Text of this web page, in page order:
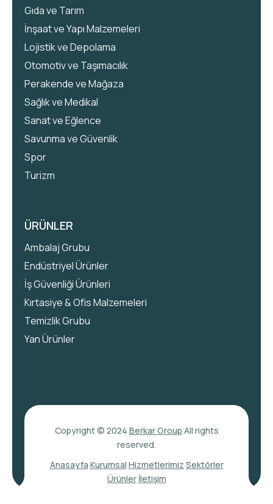
Gıda ve Tarım
İnşaat ve Yapı Malzemeleri
Lojistik ve Depolama
Otomotiv ve Taşımacılık
Perakende ve Mağaza
Sağlık ve Medikal
Sanat ve Eğlence
Savunma ve Güvenlik
Spor
Turizm
ÜRÜNLER
Ambalaj Grubu
Endüstriyel Ürünler
İş Güvenliği Ürünleri
Kırtasiye & Ofis Malzemeleri
Temizlik Grubu
Yan Ürünler
Copyright © 2024 Berkar Group All rights
reserved.
Anasayfa Kurumsal Hizmetlerimiz Sektörler
Ürünler İletişim